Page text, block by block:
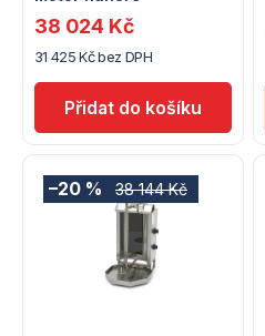
o
d
u
o
d
u
31 425 Kč bez DPH
38 024 Kč
38 144 Kč
–20 %